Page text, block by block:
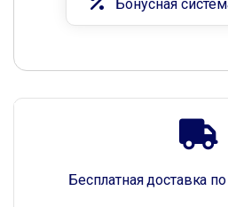
Бесплатная доставка
Бонусная